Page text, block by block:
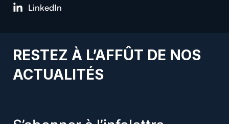
LinkedIn
RESTEZ À L’AFFÛT DE NOS
ACTUALITÉS